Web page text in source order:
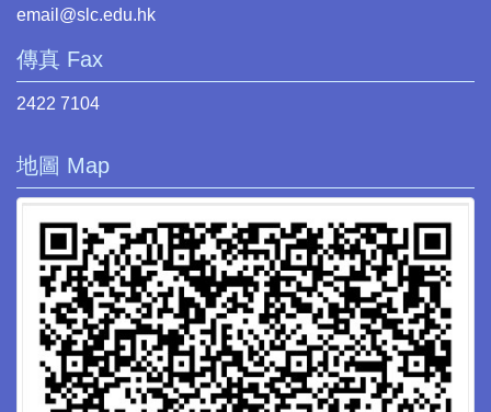
email@slc.edu.hk
傳真 Fax
2422 7104
地圖 Map